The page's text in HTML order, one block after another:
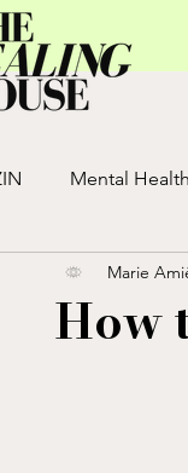
Mental Health
JULY ISSUE
How
Marie